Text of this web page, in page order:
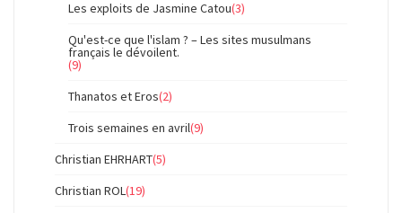
Les exploits de Jasmine Catou(3)
Qu'est-ce que l'islam ? – Les sites musulmans
français le dévoilent.
(9)
Thanatos et Eros(2)
Trois semaines en avril(9)
Christian EHRHART(5)
Christian ROL(19)